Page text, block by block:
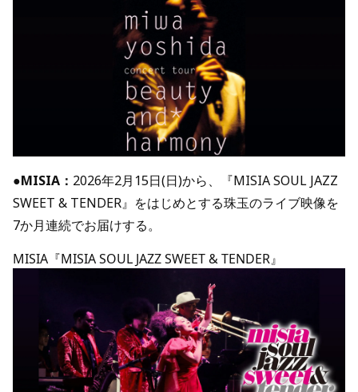
●MISIA： 2026年2月15日(日)から、『MISIA SOUL JAZZ
SWEET & TENDER』をはじめとする珠玉のライブ映像を
7か月連続でお届けする。
MISIA『MISIA SOUL JAZZ SWEET & TENDER』